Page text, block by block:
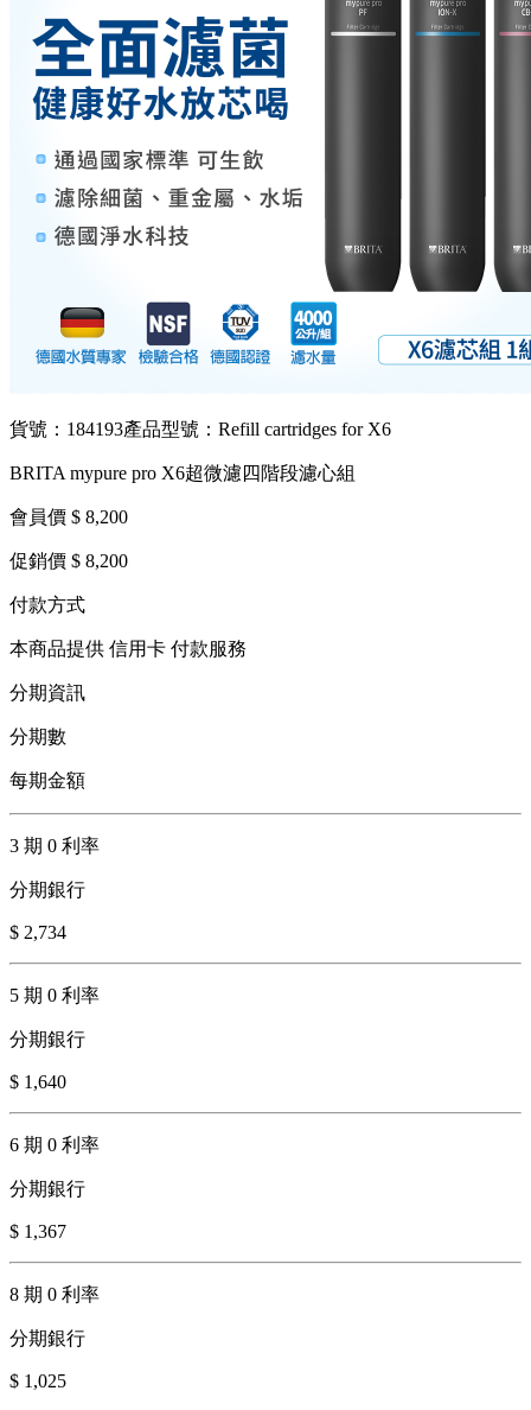
貨號：184193產品型號：Refill cartridges for X6
BRITA mypure pro X6超微濾四階段濾心組
會員價 $ 8,200
促銷價 $ 8,200
付款方式
本商品提供 信用卡 付款服務
分期資訊
分期數
每期金額
3 期 0 利率
分期銀行
$ 2,734
5 期 0 利率
分期銀行
$ 1,640
6 期 0 利率
分期銀行
$ 1,367
8 期 0 利率
分期銀行
$ 1,025